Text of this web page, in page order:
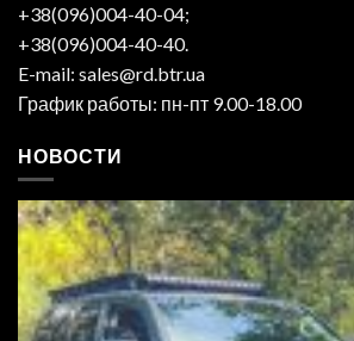
+38(096)004-40-04;
+38(096)004-40-40.
E-mail: sales@rd.btr.ua
График работы: пн-пт 9.00-18.00
НОВОСТИ